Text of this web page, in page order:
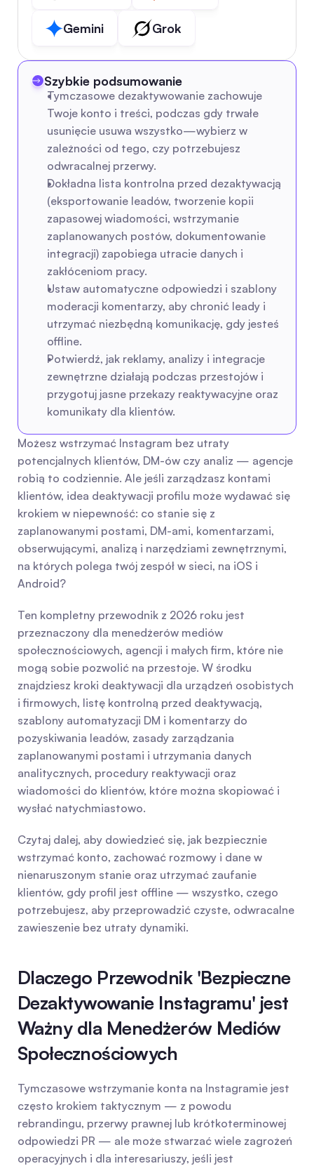
Gemini Grok
Szybkie podsumowanie
Tymczasowe dezaktywowanie zachowuje
Twoje konto i treści, podczas gdy trwałe
usunięcie usuwa wszystko—wybierz w
zależności od tego, czy potrzebujesz
odwracalnej przerwy.
Dokładna lista kontrolna przed dezaktywacją
(eksportowanie leadów, tworzenie kopii
zapasowej wiadomości, wstrzymanie
zaplanowanych postów, dokumentowanie
integracji) zapobiega utracie danych i
zakłóceniom pracy.
Ustaw automatyczne odpowiedzi i szablony
moderacji komentarzy, aby chronić leady i
utrzymać niezbędną komunikację, gdy jesteś
offline.
Potwierdź, jak reklamy, analizy i integracje
zewnętrzne działają podczas przestojów i
przygotuj jasne przekazy reaktywacyjne oraz
komunikaty dla klientów.
Możesz wstrzymać Instagram bez utraty
potencjalnych klientów, DM-ów czy analiz — agencje
robią to codziennie. Ale jeśli zarządzasz kontami
klientów, idea deaktywacji profilu może wydawać się
krokiem w niepewność: co stanie się z
zaplanowanymi postami, DM-ami, komentarzami,
obserwującymi, analizą i narzędziami zewnętrznymi,
na których polega twój zespół w sieci, na iOS i
Android?
Ten kompletny przewodnik z 2026 roku jest
przeznaczony dla menedżerów mediów
społecznościowych, agencji i małych firm, które nie
mogą sobie pozwolić na przestoje. W środku
znajdziesz kroki deaktywacji dla urządzeń osobistych
i firmowych, listę kontrolną przed deaktywacją,
szablony automatyzacji DM i komentarzy do
pozyskiwania leadów, zasady zarządzania
zaplanowanymi postami i utrzymania danych
analitycznych, procedury reaktywacji oraz
wiadomości do klientów, które można skopiować i
wysłać natychmiastowo.
Czytaj dalej, aby dowiedzieć się, jak bezpiecznie
wstrzymać konto, zachować rozmowy i dane w
nienaruszonym stanie oraz utrzymać zaufanie
klientów, gdy profil jest offline — wszystko, czego
potrzebujesz, aby przeprowadzić czyste, odwracalne
zawieszenie bez utraty dynamiki.
Dlaczego Przewodnik 'Bezpieczne
Dezaktywowanie Instagramu' jest
Ważny dla Menedżerów Mediów
Społecznościowych
Tymczasowe wstrzymanie konta na Instagramie jest
często krokiem taktycznym — z powodu
rebrandingu, przerwy prawnej lub krótkoterminowej
odpowiedzi PR — ale może stwarzać wiele zagrożeń
operacyjnych i dla interesariuszy, jeśli jest